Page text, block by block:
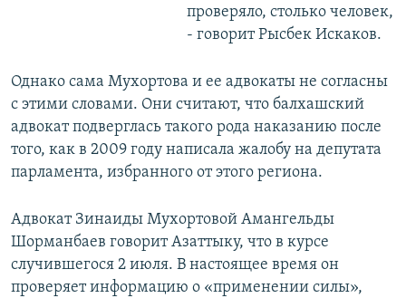
проверяло, столько человек,
- говорит Рысбек Искаков.
Однако сама Мухортова и ее адвокаты не согласны
с этими словами. Они считают, что балхашский
адвокат подверглась такого рода наказанию после
того, как в 2009 году написала жалобу на депутата
парламента, избранного от этого региона.
Адвокат Зинаиды Мухортовой Амангельды
Шорманбаев говорит Азаттыку, что в курсе
случившегося 2 июля. В настоящее время он
проверяет информацию о «применении силы»,